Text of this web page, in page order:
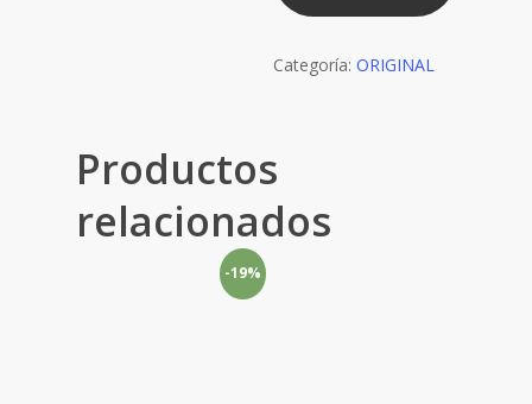
Categoría:ORIGINAL
Productos
relacionados
-19%